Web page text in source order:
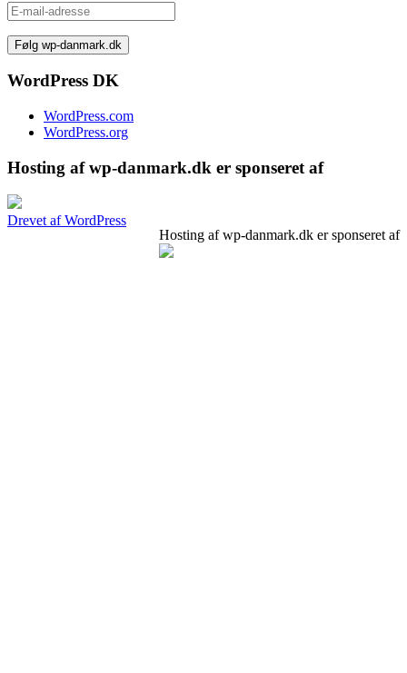
E-
mail-
adresse
WordPress DK
WordPress.com
WordPress.org
Hosting af wp-danmark.dk er sponseret af
Drevet af WordPress
Hosting af wp-danmark.dk er sponseret af